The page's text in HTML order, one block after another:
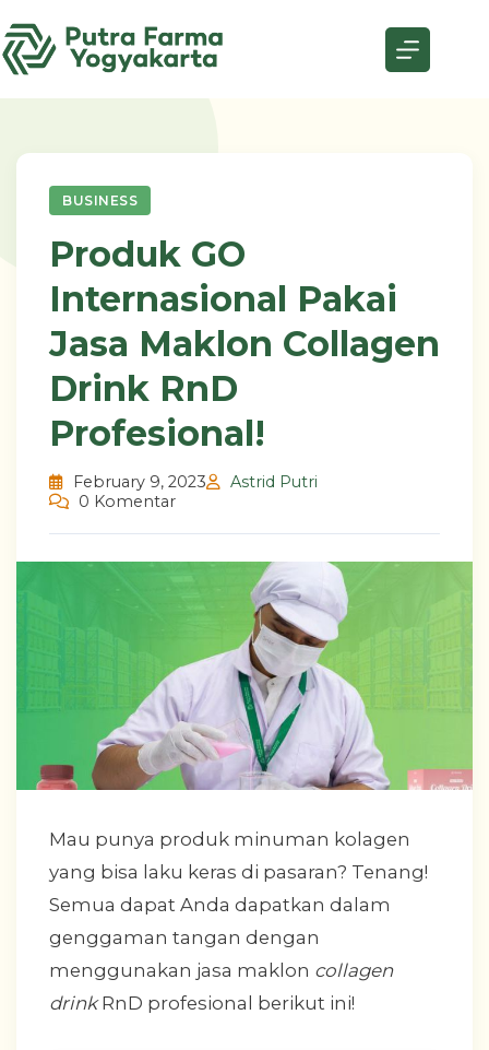
to
content
BUSINESS
Produk GO
Internasional Pakai
Jasa Maklon Collagen
Drink RnD
Profesional!
February 9, 2023
Astrid Putri
0 Komentar
Mau punya produk minuman kolagen
yang bisa laku keras di pasaran? Tenang!
Semua dapat Anda dapatkan dalam
genggaman tangan dengan
menggunakan jasa maklon collagen
drinkRnD profesional berikut ini!